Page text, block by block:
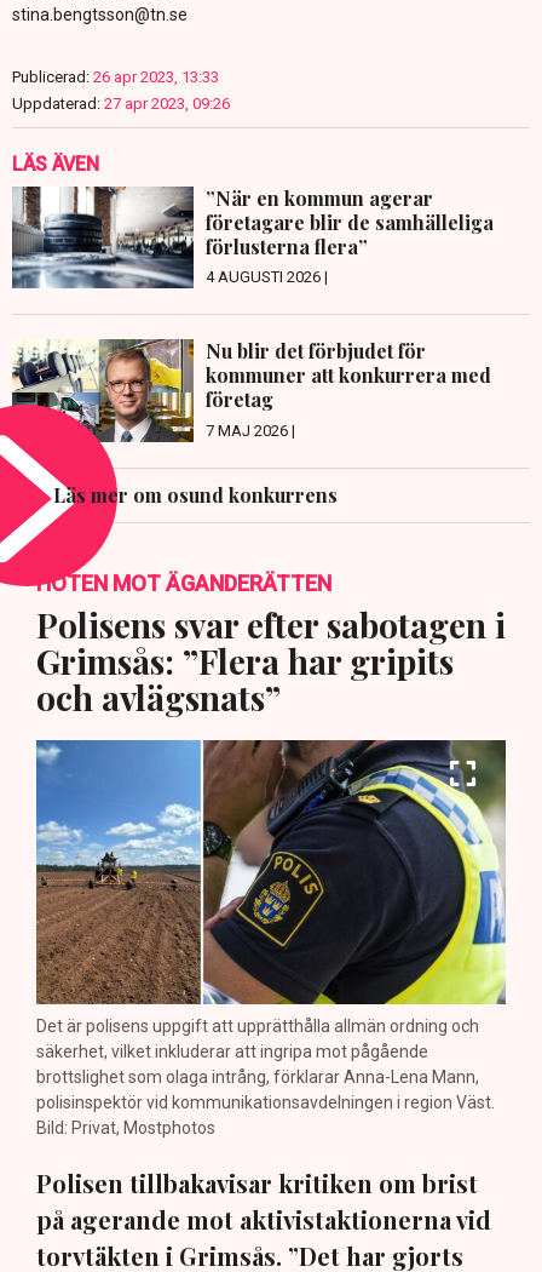
stina.bengtsson@tn.se
Publicerad: 26 apr 2023, 13:33
Uppdaterad: 27 apr 2023, 09:26
LÄS ÄVEN
”När en kommun agerar
företagare blir de samhälleliga
förlusterna flera”
4 AUGUSTI 2026 |
Nu blir det förbjudet för
kommuner att konkurrera med
företag
7 MAJ 2026 |
Läs mer om osund konkurrens
HOTEN MOT ÄGANDERÄTTEN
Polisens svar efter sabotagen i
Grimsås: ”Flera har gripits
och avlägsnats”
Det är polisens uppgift att upprätthålla allmän ordning och
säkerhet, vilket inkluderar att ingripa mot pågående
brottslighet som olaga intrång, förklarar Anna-Lena Mann,
polisinspektör vid kommunikationsavdelningen i region Väst.
Bild: Privat, Mostphotos
Polisen tillbakavisar kritiken om brist
på agerande mot aktivistaktionerna vid
torvtäkten i Grimsås. ”Det har gjorts